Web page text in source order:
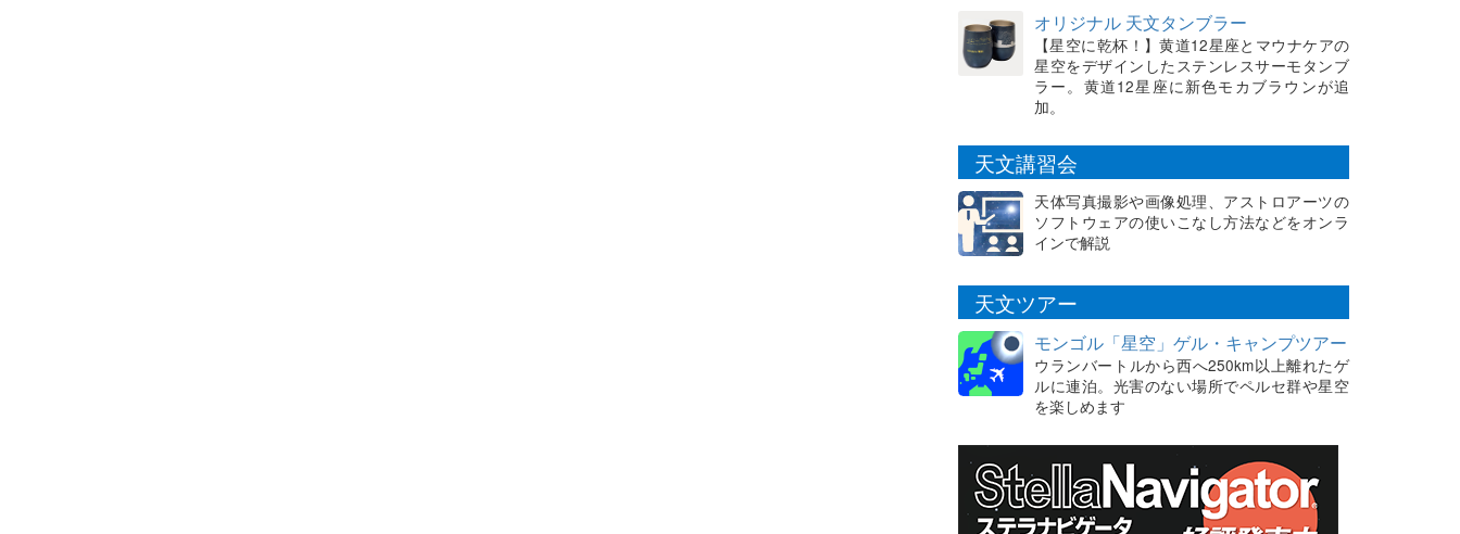
オリジナル 天文タンブラー
【星空に乾杯！】黄道12星座とマウナケアの
星空をデザインしたステンレスサーモタンブ
ラー。黄道12星座に新色モカブラウンが追
加。
天文講習会
天体写真撮影や画像処理、アストロアーツの
ソフトウェアの使いこなし方法などをオンラ
インで解説
天文ツアー
モンゴル「星空」ゲル・キャンプツアー
ウランバートルから西へ250km以上離れたゲ
ルに連泊。光害のない場所でペルセ群や星空
を楽しめます